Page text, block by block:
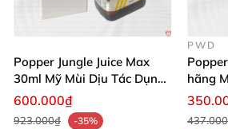
Popper Jungle Juice Max
30ml Mỹ Mùi Dịu Tác Dụng
Nhanh Lâu Mê Mẩn
600.000₫
923.000₫
-35%
PWD
hãng